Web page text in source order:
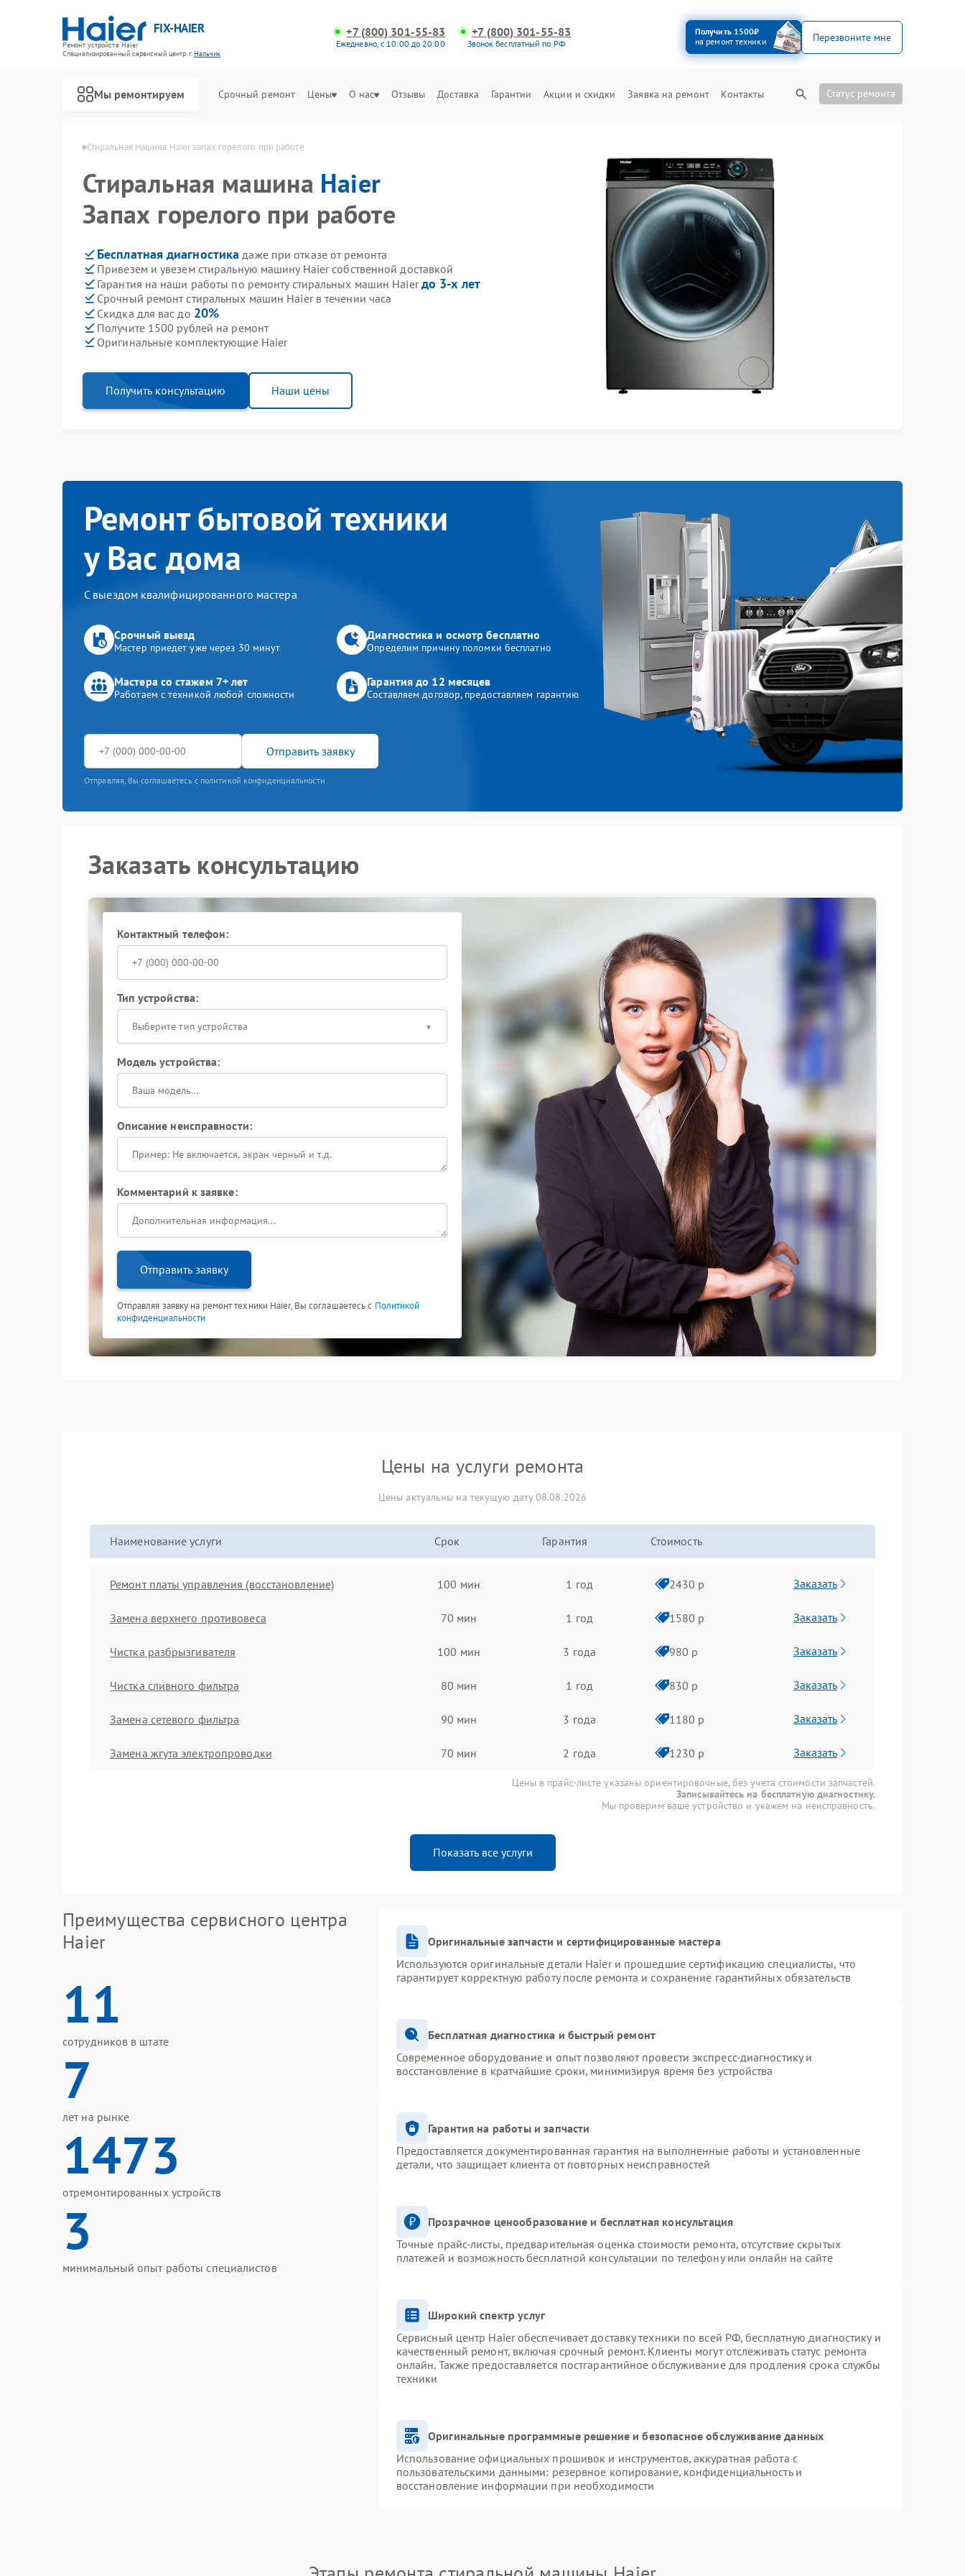
FIX-HAIER
Ремонт устройств Haier
Специализированный cервисный центр г.Нальчик
+7 (800) 301-55-83
Ежедневно, с 10:00 до 20:00
+7 (800) 301-55-83
Звонок бесплатный по РФ
Получить 1500₽
на ремонт техники
Перезвоните мне
Мы ремонтируем Срочный ремонт Цены О нас Отзывы Доставка Гарантии Акции и скидки Заявка на ремонт Контакты Статус ремонта
Стиральная машина Haier запах горелого при работе
Стиральная машина Haier
Запах горелого при работе
Бесплатная диагностика даже при отказе от ремонта
Привезем и увезем стиральную машину Haier собственной доставкой
Гарантия на наши работы по ремонту стиральных машин Haierдо 3-х лет
Срочный ремонт стиральных машин Haier в течении часа
Скидка для вас до 20%
Получите 1500 рублей на ремонт
Оригинальные комплектующие Haier
Получить консультацию Наши цены
Ремонт бытовой техники
у Вас дома
С выездом квалифицированного мастера
Срочный выезд
Мастер приедет уже через 30 минут
Диагностика и осмотр бесплатно
Определим причину поломки бесплатно
Мастера со стажем 7+ лет
Работаем с техникой любой сложности
Гарантия до 12 месяцев
Составляем договор, предоставляем гарантию
Отправить заявку
Отправляя, Вы соглашаетесь с политикой конфиденциальности
Заказать консультацию
Контактный телефон:
Тип устройства:
Выберите тип устройства
Модель устройства:
Описание неисправности:
Комментарий к заявке:
Отправить заявку
Отправляя заявку на ремонт техники Haier, Вы соглашаетесь с Политикой
конфиденциальности
Цены на услуги ремонта
Цены актуальны на текущую дату 08.08.2026
Наименование услуги Срок Гарантия Стоимость
Ремонт платы управления (восстановление) 100 мин 1 год 2430 р Заказать
Замена верхнего противовеса 70 мин 1 год 1580 р Заказать
Чистка разбрызгивателя 100 мин 3 года 980 р Заказать
Чистка сливного фильтра 80 мин 1 год 830 р Заказать
Замена сетевого фильтра 90 мин 3 года 1180 р Заказать
Замена жгута электропроводки 70 мин 2 года 1230 р Заказать
Цены в прайс-листе указаны ориентировочные, без учета стоимости запчастей.
Записывайтесь на бесплатную диагностику.
Мы проверим ваше устройство и укажем на неисправность.
Показать все услуги
Преимущества сервисного центра
Haier
11
сотрудников в штате
7
лет на рынке
1473
отремонтированных устройств
3
минимальный опыт работы специалистов
Оригинальные запчасти и сертифицированные мастера
Используются оригинальные детали Haier и прошедшие сертификацию специалисты, что
гарантирует корректную работу после ремонта и сохранение гарантийных обязательств
Бесплатная диагностика и быстрый ремонт
Современное оборудование и опыт позволяют провести экспресс-диагностику и
восстановление в кратчайшие сроки, минимизируя время без устройства
Гарантия на работы и запчасти
Предоставляется документированная гарантия на выполненные работы и установленные
детали, что защищает клиента от повторных неисправностей
Прозрачное ценообразование и бесплатная консультация
Точные прайс-листы, предварительная оценка стоимости ремонта, отсутствие скрытых
платежей и возможность бесплатной консультации по телефону или онлайн на сайте
Широкий спектр услуг
Сервисный центр Haier обеспечивает доставку техники по всей РФ, бесплатную диагностику и
качественный ремонт, включая срочный ремонт. Клиенты могут отслеживать статус ремонта
онлайн. Также предоставляется постгарантийное обслуживание для продления срока службы
техники
Оригинальные программные решение и безопасное обслуживание данных
Использование официальных прошивок и инструментов, аккуратная работа с
пользовательскими данными: резервное копирование, конфиденциальность и
восстановление информации при необходимости